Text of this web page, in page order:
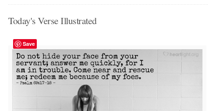
Today's Verse Illustrated
Save